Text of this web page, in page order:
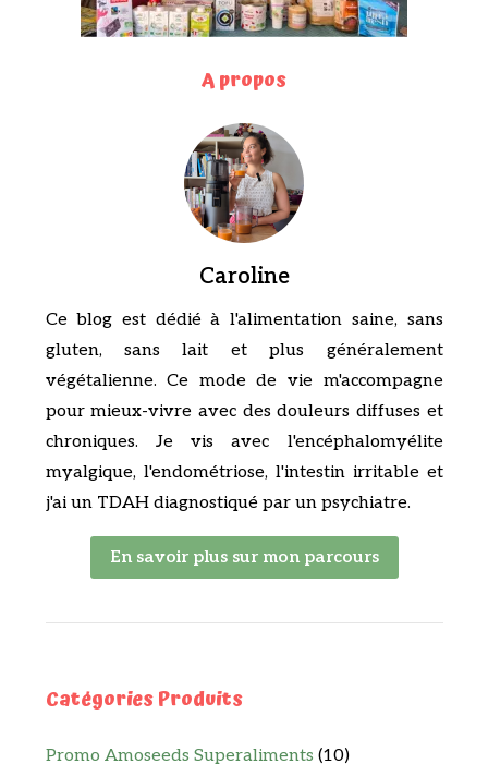
A propos
Caroline
Ce blog est dédié à l'alimentation saine, sans
gluten, sans lait et plus généralement
végétalienne. Ce mode de vie m'accompagne
pour mieux-vivre avec des douleurs diffuses et
chroniques. Je vis avec l'encéphalomyélite
myalgique, l'endométriose, l'intestin irritable et
j'ai un TDAH diagnostiqué par un psychiatre.
En savoir plus sur mon parcours
Catégories Produits
Promo Amoseeds Superaliments (10)